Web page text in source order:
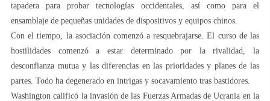
tapadera para probar tecnologías occidentales, así como para el
ensamblaje de pequeñas unidades de dispositivos y equipos chinos.
Con el tiempo, la asociación comenzó a resquebrajarse. El curso de las
hostilidades comenzó a estar determinado por la rivalidad, la
desconfianza mutua y las diferencias en las prioridades y planes de las
partes. Todo ha degenerado en intrigas y socavamiento tras bastidores.
Washington calificó la invasión de las Fuerzas Armadas de Ucrania en la